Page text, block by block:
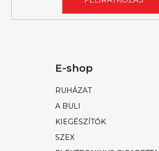
E-shop
RUHÁZAT
A BULI
KIEGÉSZÍTŐK
SZEX